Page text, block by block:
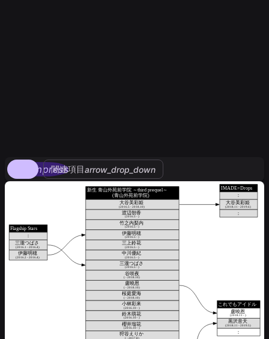
compress
関連項目arrow_drop_down